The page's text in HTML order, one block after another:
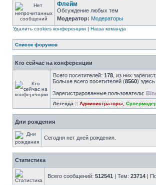
Флейм
Обсуждение любых тем
Модератор: Модераторы
Удалить cookies конференции | Наша команда
Список форумов
Кто сейчас на конференции
Всего посетителей: 178 , из них
Больше всего посетителей (8560)
Зарегистрированные пользователи:
Легенда :: Администраторы
Дни рождения
Сегодня нет дней рождения.
Статистика
Всего сообщений: 512541 | Тем: 23714 |